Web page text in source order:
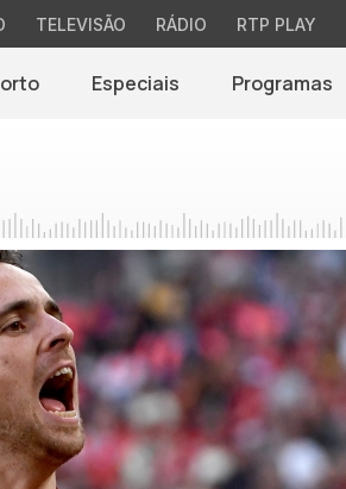
TELEVISÃO RÁDIO RTP PLAY
Especiais Programas